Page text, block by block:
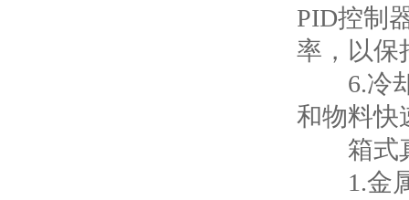
PID控制
率，以保
6.冷却
和物料快
箱式真
1.金属